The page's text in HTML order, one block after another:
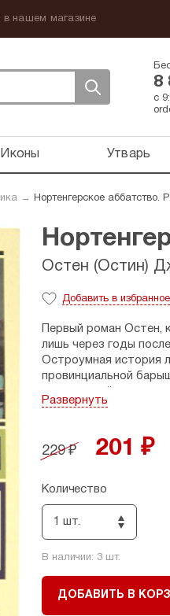
в нашем магазине
8
с
Иконы Утварь
→ Нортенгерское аббатство.
Остен (Остин)
Добавить в избранное
Первый роман Остен,
лишь через годы
Остроумная история
провинциальной
когда она приезжает
Развернуть
229 ₽ 201 ₽
Количество
1 шт.
В наличии: 3шт.
ДОБАВИТЬ В